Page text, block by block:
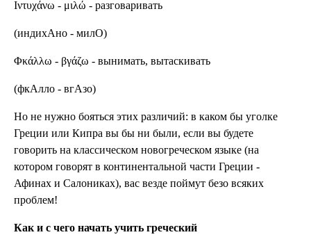
Ιντυχάνω - μιλώ - разговаривать
(индихАно - милО)
Φκάλλω - βγάζω - вынимать, вытаскивать
(фкАлло - вгАзо)
Но не нужно бояться этих различий: в каком бы уголке
Греции или Кипра вы бы ни были, если вы будете
говорить на классическом новогреческом языке (на
котором говорят в континентальной части Греции -
Афинах и Салониках), вас везде поймут безо всяких
проблем!
Как и с чего начать учить греческий